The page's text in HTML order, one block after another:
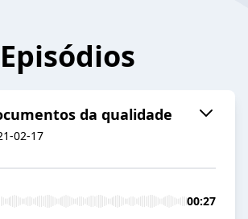
Episódios
da qualidade
02-17
00:27